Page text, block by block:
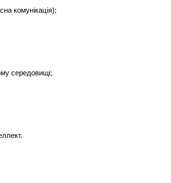
комунікація);
середовищі;